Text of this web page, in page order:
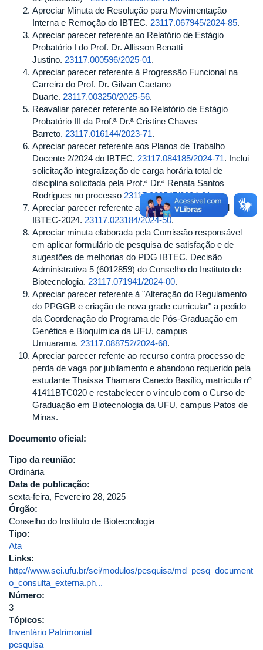
Apreciar Minuta de Resolução para Movimentação
Interna e Remoção do IBTEC. 23117.067945/2024-85.
Apreciar parecer referente ao Relatório de Estágio
Probatório I do Prof. Dr. Allisson Benatti
Justino. 23117.000596/2025-01.
Apreciar parecer referente à Progressão Funcional na
Carreira do Prof. Dr. Gilvan Caetano
Duarte. 23117.003250/2025-56.
Reavaliar parecer referente ao Relatório de Estágio
Probatório III da Prof.ª Dr.ª Cristine Chaves
Barreto. 23117.016144/2023-71.
Apreciar parecer referente aos Planos de Trabalho
Docente 2/2024 do IBTEC. 23117.084185/2024-71. Inclui
solicitação integralização de carga horária total de
disciplina solicitada pela Prof.ª Dr.ª Renata Santos
Rodrigues no processo 23117.088547/2024-01.
Apreciar parecer referente ao Inventário Patrimonial
IBTEC-2024. 23117.023184/2024-50.
Apreciar minuta elaborada pela Comissão responsável
em aplicar formulário de pesquisa de satisfação e de
sugestões de melhorias do PDG IBTEC. Decisão
Administrativa 5 (6012859) do Conselho do Instituto de
Biotecnologia. 23117.071941/2024-00.
Apreciar parecer referente à "Alteração do Regulamento
do PPGGB e criação de nova grade curricular" a pedido
da Coordenação do Programa de Pós-Graduação em
Genética e Bioquímica da UFU, campus
Umuarama. 23117.088752/2024-68.
Apreciar parecer refente ao recurso contra processo de
perda de vaga por jubilamento e abandono requerido pela
estudante Thaíssa Thamara Canedo Basílio, matrícula nº
41411BTC020 e restabelecer o vínculo com o Curso de
Graduação em Biotecnologia da UFU, campus Patos de
Minas.
Documento oficial:
Tipo da reunião:
Ordinária
Data de publicação:
sexta-feira, Fevereiro 28, 2025
Órgão:
Conselho do Instituto de Biotecnologia
Tipo:
Ata
Links:
http://www.sei.ufu.br/sei/modulos/pesquisa/md_pesq_document
o_consulta_externa.ph...
Número:
3
Tópicos:
Inventário Patrimonial
pesquisa